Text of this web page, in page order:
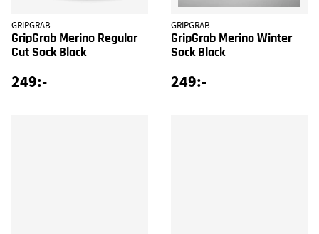
GRIPGRAB
GripGrab Merino Regular
Cut Sock Black
249:-
GRIPGRAB
GripGrab Merino Winter
Sock Black
249:-